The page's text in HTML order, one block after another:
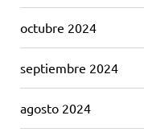
octubre 2024
septiembre 2024
agosto 2024